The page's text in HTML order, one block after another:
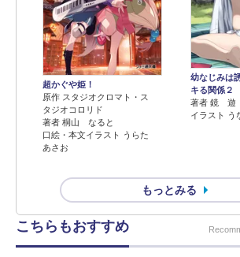
超かぐや姫！
原作 スタジオクロマト・ス
タジオコロリド
著者 桐山 なると
口絵・本文イラスト うらた
あさお
幼なじみは
キる関係２
著者 鏡 遊
イラスト う
もっとみる
こちらもおすすめ